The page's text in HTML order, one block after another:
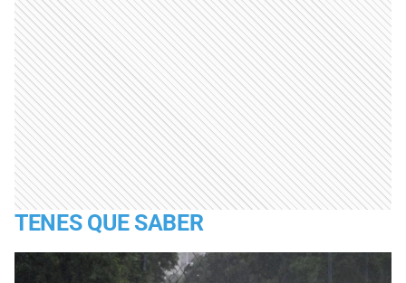
TENES QUE SABER